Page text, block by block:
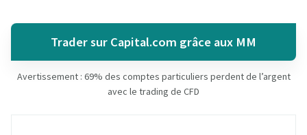
Trader sur Capital.com grâce aux MM
Avertissement : 69% des comptes particuliers perdent de l’argent
avec le trading de CFD